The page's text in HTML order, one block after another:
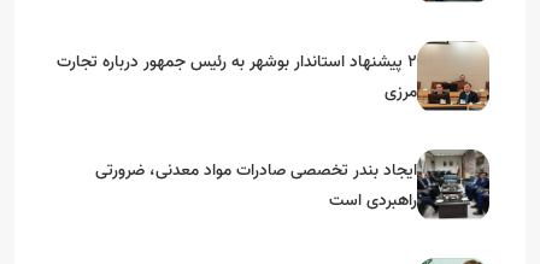
۲ پیشنهاد استاندار بوشهر به رئیس جمهور درباره تجارت
مرزی
ایجاد بندر تخصصی صادرات مواد معدنی، ضرورتی
راهبردی است